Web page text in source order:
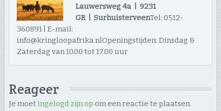
Lauwersweg 4a | 9231
GR | SurhuisterveenTel: 0512-
360891 | E-mail:
info@kringloopafrika.nlOpeningstijden: Dinsdag &
Zaterdag van 10.00 tot 17.00 uur
Reageer
Je moet ingelogd zijn op om een reactie te plaatsen.